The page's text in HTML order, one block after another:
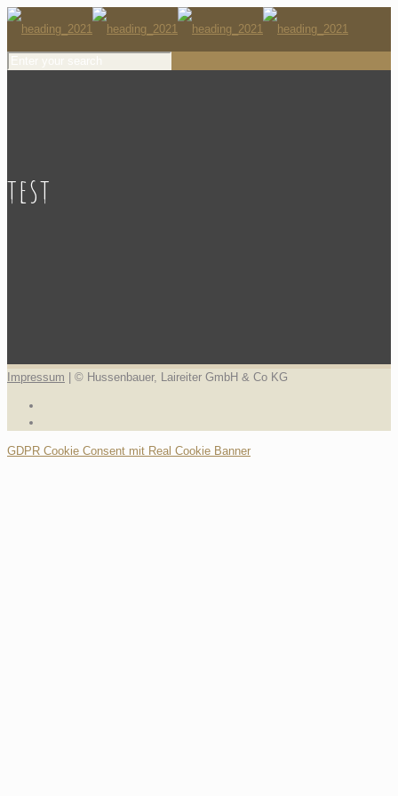
test
Impressum | © Hussenbauer, Laireiter GmbH & Co KG
GDPR Cookie Consent mit Real Cookie Banner